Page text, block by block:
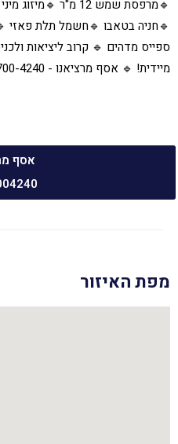
🔹מרפסת שמש 12 מ"ר
🔹חניה בטאבו 🔹חשמל תלת פאזי
ספייס מדהים 🔹 קרוב ליציאות
מיידית! 🔹 אסף מרציאנו - 058-700-4240
אסף
מפת האיזור